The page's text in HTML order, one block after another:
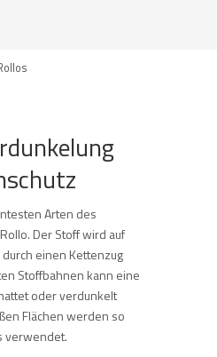
Arten des
Der Stoff wird auf
einen Kettenzug
Stoffbahnen kann eine
oder verdunkelt
Flächen werden so
verwendet.